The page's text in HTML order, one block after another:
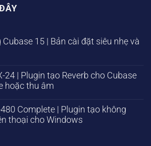
Cubase 15 | Bản cài đặt siêu nhẹ và
24 | Plugin tạo Reverb cho Cubase
hoặc thu âm
Complete | Plugin tạo không
thoại cho Windows